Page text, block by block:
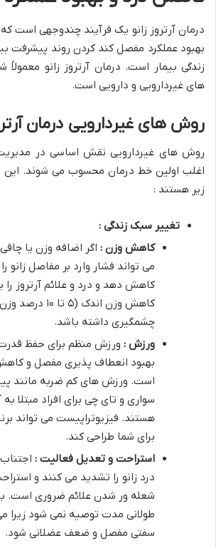
درمان آرتروز زانو یک فرآیند چندوجهی
بهبود عملکرد مفصل کند کردن روند پیشرفت
زندگی بیمار است. درمان آرتروز زانو
های غیردارویی و دارویی است.
روش های غیردارویی درمان
روش های غیردارویی نقش اساسی در مدیریت
اغلب اولین خط درمان محسوب می شوند.
زیر هستند :
تغییر سبک زندگی :
کاهش وزن : اگر اضافه وزن یا
می تواند فشار وارد بر مفاصل زانو
کاهش دهد و درد و علائم آرتروز
کاهش وزن اندک
چشمگیری داشته باشد.
ورزش : ورزش منظم برای حفظ
بهبود انعطاف پذیری مفصل و
است. ورزش های کم ضربه مانند
سواری و تای چی برای افراد مبتلا به
هستند. فیزیوتراپیست می تواند
برای شما طراحی کند.
استراحت و تعدیل فعالیت :
درد زانو را تشدید می کنند و
شعله ور شدن علائم ضروری است.
طولانی مدت توصیه نمی شود زیرا
سفتی مفصل و ضعف عضلانی شود.